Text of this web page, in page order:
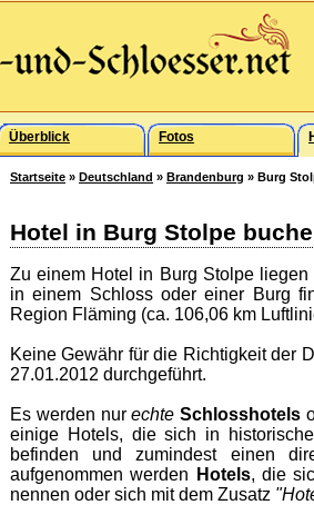
Überblick Fotos
Startseite » Deutschland » Brandenburg » Burg
Hotel in Burg Stolpe
Zu einem Hotel in Burg Stolpe
in einem Schloss oder einer Burg
Region Fläming (ca. 106,06 km
Keine Gewähr für die Richtigkeit der
27.01.2012 durchgeführt.
Es werden nurechte Schlosshotels
einige Hotels, die sich in
befinden und zumindest einen
aufgenommen werden
Hotels, die
nennen oder sich mit dem Zusatz